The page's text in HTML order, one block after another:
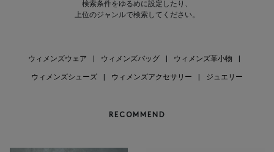
検索条件をゆるめに設定したり、
上位のジャンルで検索してください。
ウィメンズウェア ウィメンズバッグ ウィメンズ革小物
ウィメンズシューズ ウィメンズアクセサリー ジュエリー
RECOMMEND